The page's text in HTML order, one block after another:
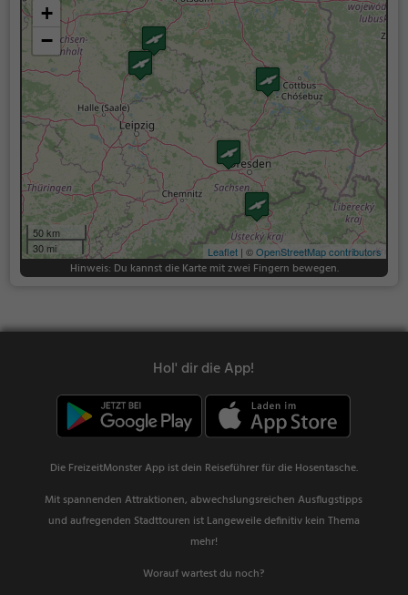
+
−
50 km
30 mi
Leaflet | ©OpenStreetMap contributors
Hinweis: Du kannst die Karte mit zwei Fingern bewegen.
Hol' dir die App!
Die FreizeitMonster App ist dein Reiseführer für die Hosentasche.
Mit spannenden Attraktionen, abwechslungsreichen Ausflugstipps
und aufregenden Stadttouren ist Langeweile definitiv kein Thema
mehr!
Worauf wartest du noch?